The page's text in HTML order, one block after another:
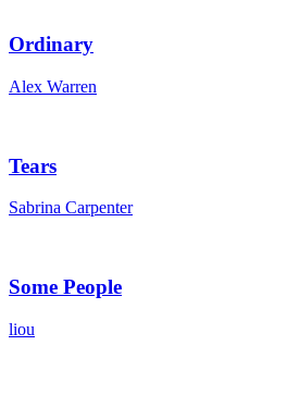
Ordinary
Alex Warren
Tears
Sabrina Carpenter
Some People
liou